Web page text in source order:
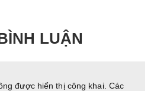
LUẬN
được hiển thị công khai. Các